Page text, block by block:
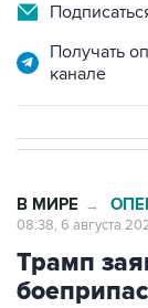
Получать
канале
В МИРЕ →
08:38, 6 августа
Трамп